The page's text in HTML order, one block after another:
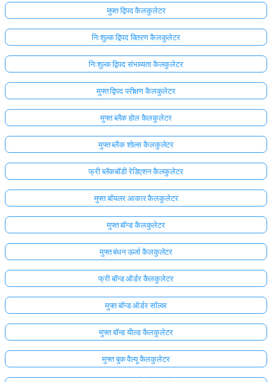
अभी
प्रश्न
नहीं
अपना
पहला
प्रश्न
मुफ्त द्विपद कैलकुलेटर
निःशुल्क द्विपद वितरण कैलकुलेटर
निःशुल्क द्विपद संभाव्यता कैलकुलेटर
मुफ्त द्विपद परीक्षण कैलकुलेटर
मुफ्त ब्लैक होल कैलकुलेटर
मुफ्त ब्लैक शोल्स कैलकुलेटर
फ्री ब्लैकबॉडी रेडिएशन कैलकुलेटर
मुफ्त बॉयलर आकार कैलकुलेटर
मुफ्त बॉन्ड कैलकुलेटर
मुफ्त बंधन ऊर्जा कैलकुलेटर
फ्री बॉन्ड ऑर्डर कैलकुलेटर
मुफ्त बॉन्ड ऑर्डर सॉल्वर
मुफ्त बॉन्ड यील्ड कैलकुलेटर
मुफ्त बुक वैल्यू कैलकुलेटर